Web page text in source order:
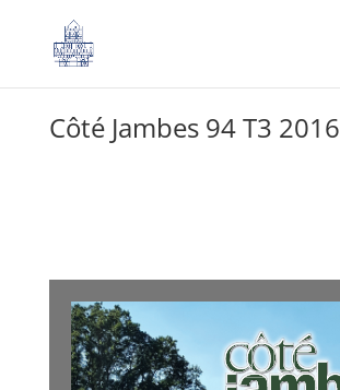
Côté Jambes 94 T3 2016